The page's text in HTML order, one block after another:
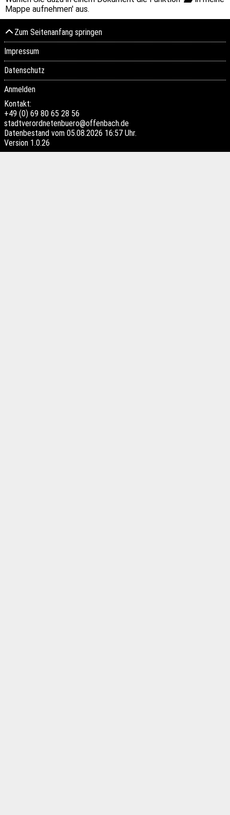
Mappe aufnehmen' aus.
Zum Seitenanfang springen
Impressum
Datenschutz
Anmelden
Kontakt:
+49 (0) 69 80 65 28 56
stadtverordnetenbuero@offenbach.de
Datenbestand vom 05.08.2026 16:57 Uhr.
Version 1.0.26